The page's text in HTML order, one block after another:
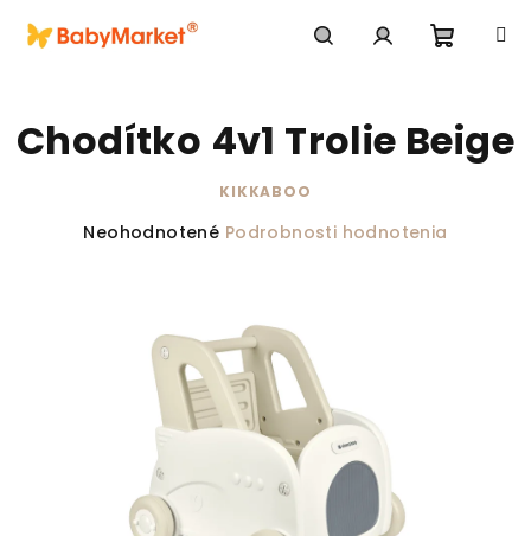
Chodítko 4v1 Trolie Beige
KIKKABOO
Priemerné hodnotenie produktu je 0,0 z 5
Neohodnotené Podrobnosti hodnotenia